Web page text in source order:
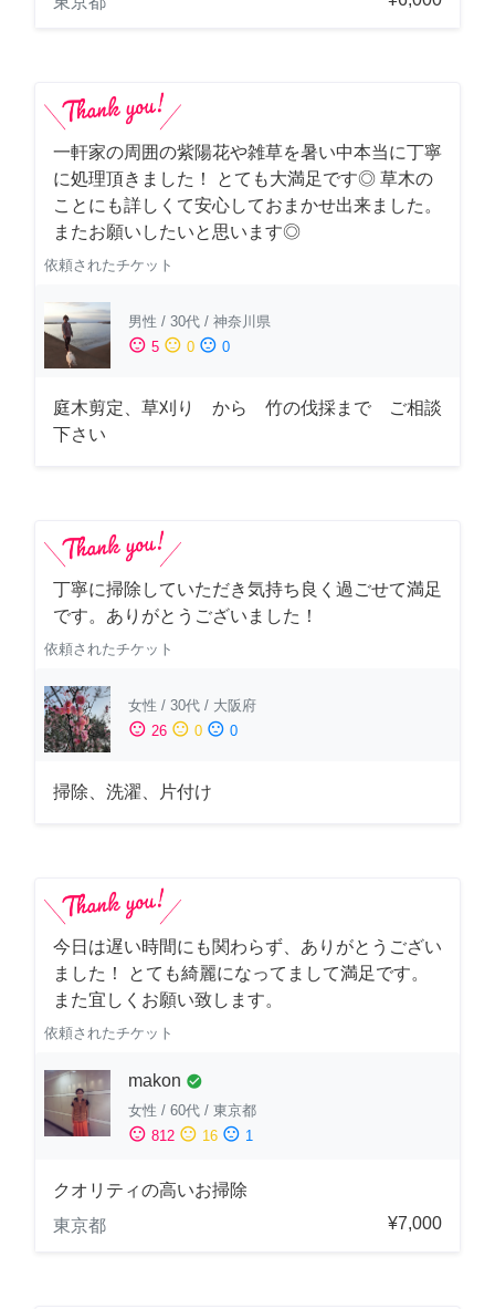
一軒家の周囲の紫陽花や雑草を暑い中本当に丁寧
に処理頂きました！ とても大満足です◎ 草木の
ことにも詳しくて安心しておまかせ出来ました。
またお願いしたいと思います◎
依頼されたチケット
男性 / 30代 / 神奈川県
sentiment_satisfied 5 sentiment_neutral 0 sentiment_dissatisfied 0
庭木剪定、草刈り から 竹の伐採まで ご相談
下さい
丁寧に掃除していただき気持ち良く過ごせて満足
です。ありがとうございました！
依頼されたチケット
女性 / 30代 / 大阪府
sentiment_satisfied 26 sentiment_neutral 0 sentiment_dissatisfied 0
掃除、洗濯、片付け
今日は遅い時間にも関わらず、ありがとうござい
ました！ とても綺麗になってまして満足です。
また宜しくお願い致します。
依頼されたチケット
makon check_circle
女性 / 60代 / 東京都
sentiment_satisfied 812 sentiment_neutral 16 sentiment_dissatisfied 1
クオリティの高いお掃除
東京都
¥7,000